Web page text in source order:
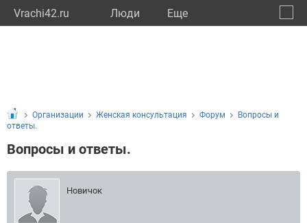
Vrachi42.ru Люди Eще
Организации Женская консультация Форум
Вопросы и
ответы.
Вопросы и ответы.
Новичок